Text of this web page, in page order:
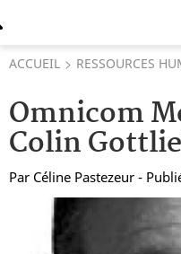
ACCUEIL RESSOURCES
Omnicom
Colin
Par Céline Pastezeur -